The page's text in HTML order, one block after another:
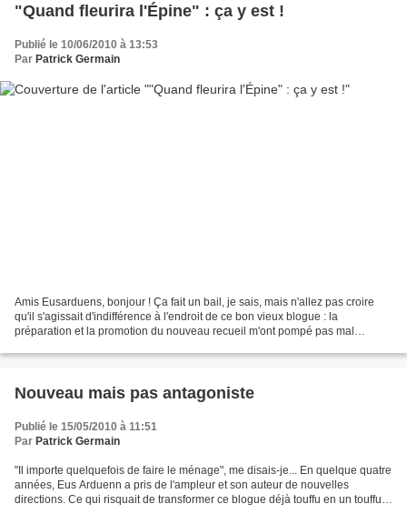
"Quand fleurira l'Épine" : ça y est !
Publié le 10/06/2010 à 13:53
Par Patrick Germain
Amis Eusarduens, bonjour ! Ça fait un bail, je sais, mais n'allez pas croire
qu'il s'agissait d'indifférence à l'endroit de ce bon vieux blogue : la
préparation et la promotion du nouveau recueil m'ont pompé pas mal
Nouveau mais pas antagoniste
Publié le 15/05/2010 à 11:51
Par Patrick Germain
"Il importe quelquefois de faire le ménage", me disais-je... En quelque quatre
années, Eus Arduenn a pris de l'ampleur et son auteur de nouvelles
directions. Ce qui risquait de transformer ce blogue déjà touffu en un touffu